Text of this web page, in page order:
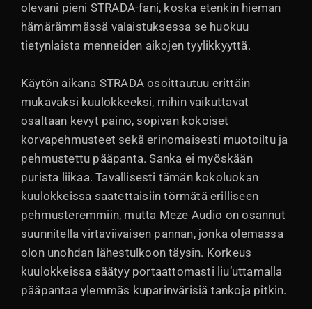
olevani pieni STRADA-fani, koska etenkin hieman
hämärämmässä valaistuksessa se huokuu
tietynlaista menneiden aikojen tyylikkyyttä.
Käytön aikana STRADA osoittautuu erittäin
mukavaksi kuulokkeeksi, mihin vaikuttavat
osaltaan kevyt paino, sopivan kokoiset
korvapehmusteet sekä erinomaisesti muotoiltu ja
pehmustettu pääpanta. Sanka ei myöskään
purista liikaa. Tavallisesti tämän kokoluokan
kuulokkeissa saatettaisiin törmätä erilliseen
pehmusteremmiin, mutta Meze Audio on osannut
suunnitella virtaviivaisen pannan, jonka olemassa
olon unohdan lähestulkoon täysin. Korkeus
kuulokkeissa säätyy portaattomasti liu’uttamalla
pääpantaa ylemmäs kuparinvärisiä tankoja pitkin.